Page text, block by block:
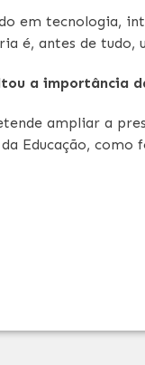
em tecnologia,
é, antes de
a importância
ampliar a
Educação,